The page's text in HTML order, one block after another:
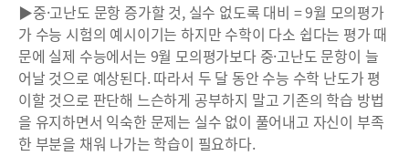
▶중·고난도 문항 증가할 것, 실수 없도록 대비 = 9월 모의평가
가 수능 시험의 예시이기는 하지만 수학이 다소 쉽다는 평가 때
문에 실제 수능에서는 9월 모의평가보다 중·고난도 문항이 늘
어날 것으로 예상된다. 따라서 두 달 동안 수능 수학 난도가 평
이할 것으로 판단해 느슨하게 공부하지 말고 기존의 학습 방법
을 유지하면서 익숙한 문제는 실수 없이 풀어내고 자신이 부족
한 부분을 채워 나가는 학습이 필요하다.